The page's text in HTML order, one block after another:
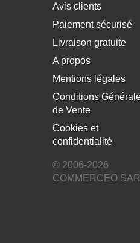
Avis clients
Paiement sécurisé
Livraison gratuite
A propos
Mentions légales
Conditions
de Vente
Cookies et
confidentialité
© 2006-2026
COMMERCEO
Ce site Web utilise
cookies
améliorer l'expérience utilisateur.
notre site Web, vous acceptez tous
En savoir plus